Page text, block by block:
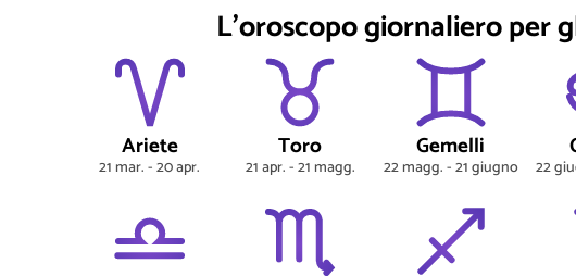
L'oroscopo giornaliero per
Ariete
21 mar. - 20 apr.
Toro
21 apr. - 21 magg.
Gemelli
22 magg. - 21 giugno 22